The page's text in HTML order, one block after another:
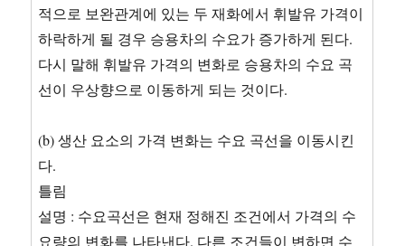
적으로 보완관계에 있는 두 재화에서 휘발유 가격이
하락하게 될 경우 승용차의 수요가 증가하게 된다.
다시 말해 휘발유 가격의 변화로 승용차의 수요 곡
선이 우상향으로 이동하게 되는 것이다.
(b) 생산 요소의 가격 변화는 수요 곡선을 이동시킨
다.
틀림
설명 : 수요곡선은 현재 정해진 조건에서 가격의 수
요량의 변화를 나타낸다. 다른 조건들이 변하면 수